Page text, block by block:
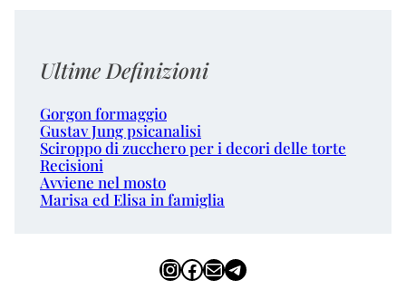
Ultime Definizioni
Gorgon formaggio
Gustav Jung psicanalisi
Sciroppo di zucchero per i decori delle torte
Recisioni
Avviene nel mosto
Marisa ed Elisa in famiglia
InstagramFacebook Email Telegram